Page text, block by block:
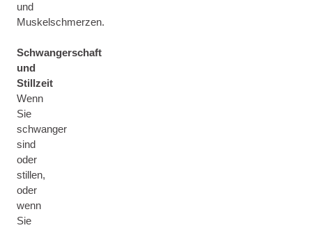
und
Muskelschmerzen.
Schwangerschaft
und
Stillzeit
Wenn
Sie
schwanger
sind
oder
stillen,
oder
wenn
Sie